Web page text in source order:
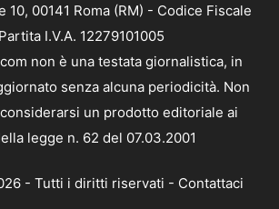
10, 00141 Roma (RM) - Codice Fiscale
I.V.A. 12279101005
non è una testata giornalistica, in
senza alcuna periodicità. Non
un prodotto editoriale ai
legge n. 62 del 07.03.2001
- Tutti i diritti riservati - Contattaci